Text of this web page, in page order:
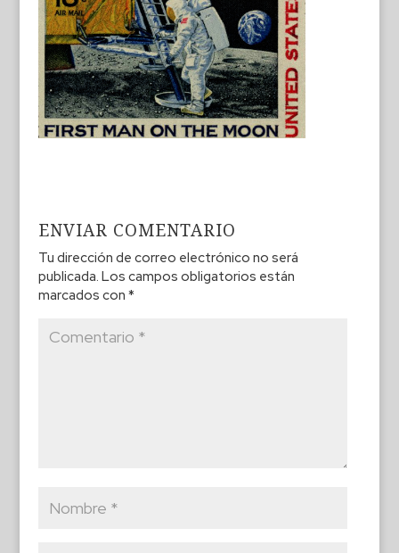
ENVIAR COMENTARIO
Tu dirección de correo electrónico no será
publicada. Los campos obligatorios están
marcados con *